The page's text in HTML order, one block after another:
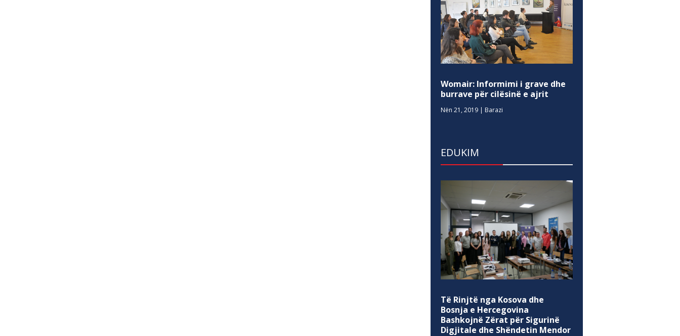
Womair: Informimi i grave dhe
burrave për cilësinë e ajrit
Nën 21, 2019 | Barazi
EDUKIM
Të Rinjtë nga Kosova dhe
Bosnja e Hercegovina
Bashkojnë Zërat për Sigurinë
Digjitale dhe Shëndetin Mendor